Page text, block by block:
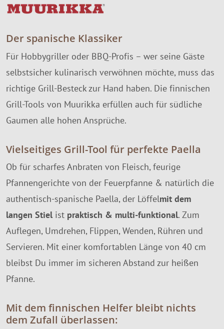
Der spanische Klassiker
Für Hobbygriller oder BBQ-Profis – wer seine Gäste
selbstsicher kulinarisch verwöhnen möchte, muss das
richtige Grill-Besteck zur Hand haben. Die finnischen
Grill-Tools von Muurikka erfüllen auch für südliche
Gaumen alle hohen Ansprüche.
Vielseitiges Grill-Tool für perfekte Paella
Ob für scharfes Anbraten von Fleisch, feurige
Pfannengerichte von der Feuerpfanne & natürlich die
authentisch-spanische Paella, der Löffelmit dem
langen Stiel ist praktisch & multi-funktional. Zum
Auflegen, Umdrehen, Flippen, Wenden, Rühren und
Servieren. Mit einer komfortablen Länge von 40 cm
bleibst Du immer im sicheren Abstand zur heißen
Pfanne.
Mit dem finnischen Helfer bleibt nichts
dem Zufall überlassen: